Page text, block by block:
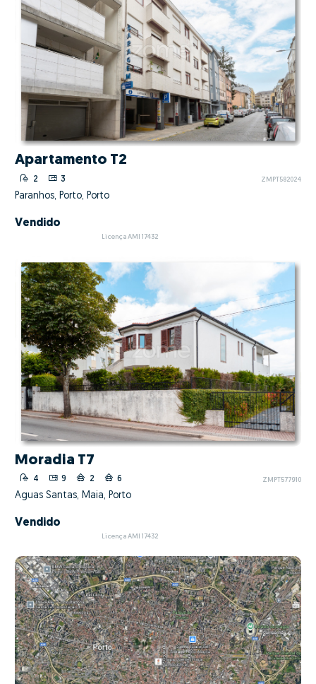
Apartamento T2
2 3 ZMPT582024
Paranhos, Porto, Porto
Vendido
Licença AMI 17432
Moradia T7
4 9 2 6 ZMPT577910
Águas Santas, Maia, Porto
Vendido
Licença AMI 17432